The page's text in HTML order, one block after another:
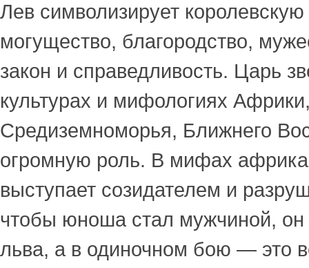
Лев символизирует королевскую
могущество, благородство,
закон и справедливость. Царь
культурах и мифологиях
Средиземноморья, Ближнего
огромную роль. В мифах
выступает созидателем и
чтобы юноша стал мужчиной, он
льва, а в одиночном бою — это